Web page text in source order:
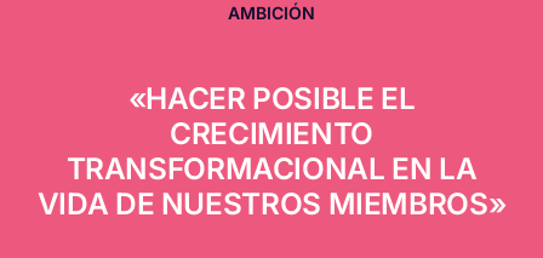
AMBICIÓN
«HACER POSIBLE EL
CRECIMIENTO
TRANSFORMACIONAL EN LA
VIDA DE NUESTROS MIEMBROS»